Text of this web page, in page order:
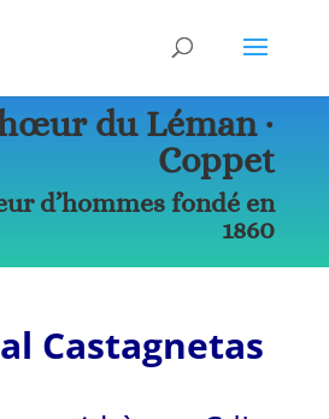
du Léman ∙
Coppet
d’hommes fondé en
1860
Castagnetas